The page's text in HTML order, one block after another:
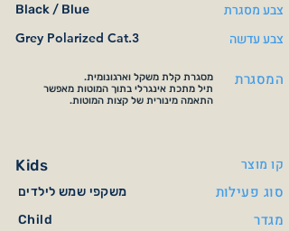
Black / Blue צבע מסגרת
Grey Polarized Cat.3 צבע עדשה
מסגרת קלת משקל וארגונומית.
תיל מתכת אינגרלי בתוך המוטות מאפשר
התאמה מינורית של קצות המוטות.
המסגרת
Kids קו מוצר
משקפי שמש לילדים סוג פעילות
Child
מגדר